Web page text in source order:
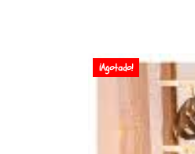
¡Agotado!